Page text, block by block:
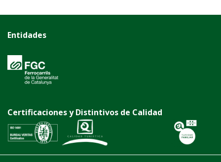
Entidades
Certificaciones y Distintivos de Calidad